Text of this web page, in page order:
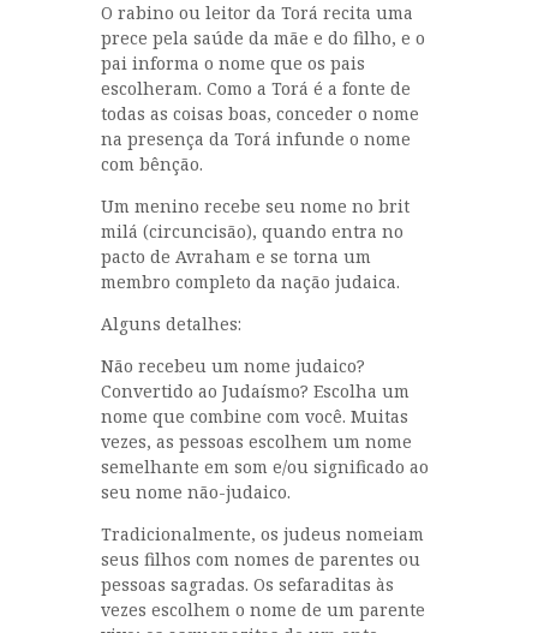
O rabino ou leitor da Torá recita uma
prece pela saúde da mãe e do filho, e o
pai informa o nome que os pais
escolheram. Como a Torá é a fonte de
todas as coisas boas, conceder o nome
na presença da Torá infunde o nome
com bênção.
Um menino recebe seu nome no brit
milá (circuncisão), quando entra no
pacto de Avraham e se torna um
membro completo da nação judaica.
Alguns detalhes:
Não recebeu um nome judaico?
Convertido ao Judaísmo? Escolha um
nome que combine com você. Muitas
vezes, as pessoas escolhem um nome
semelhante em som e/ou significado ao
seu nome não-judaico.
Tradicionalmente, os judeus nomeiam
seus filhos com nomes de parentes ou
pessoas sagradas. Os sefaraditas às
vezes escolhem o nome de um parente